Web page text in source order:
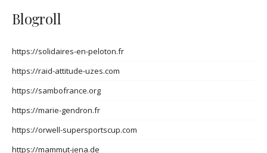
Blogroll
https://solidaires-en-peloton.fr
https://raid-attitude-uzes.com
https://sambofrance.org
https://marie-gendron.fr
https://orwell-supersportscup.com
https://mammut-jena.de